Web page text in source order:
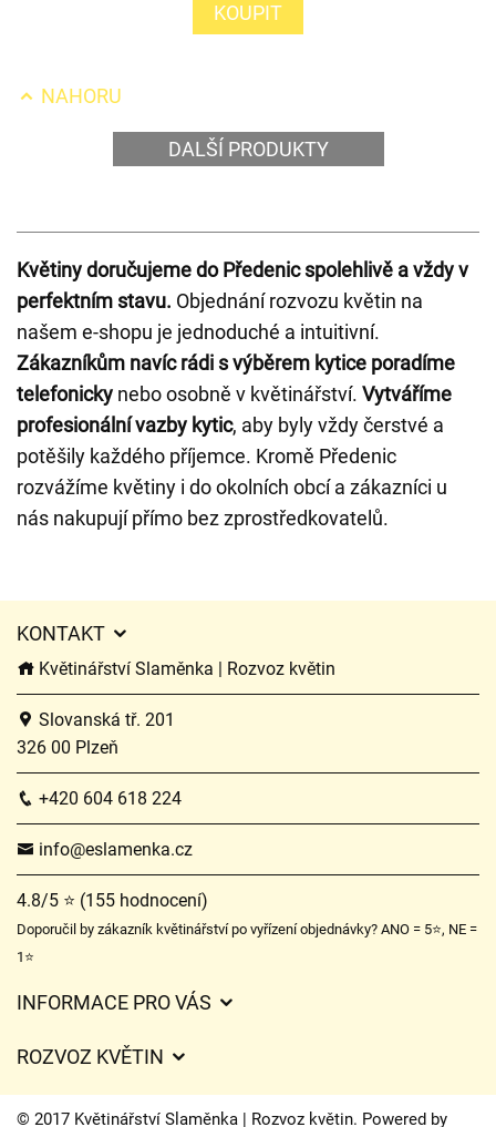
KOUPIT
NAHORU
DALŠÍ PRODUKTY
Květiny doručujeme do Předenic spolehlivě a vždy v
perfektním stavu. Objednání rozvozu květin na
našem e-shopu je jednoduché a intuitivní.
Zákazníkům navíc rádi s výběrem kytice poradíme
telefonicky nebo osobně v květinářství. Vytváříme
profesionální vazby kytic, aby byly vždy čerstvé a
potěšily každého příjemce. Kromě Předenic
rozvážíme květiny i do okolních obcí a zákazníci u
nás nakupují přímo bez zprostředkovatelů.
KONTAKT
Květinářství Slaměnka | Rozvoz květin
Slovanská tř. 201
326 00 Plzeň
+420 604 618 224
info@eslamenka.cz
4.8/5 ⭐ (155 hodnocení)
Doporučil by zákazník květinářství po vyřízení objednávky? ANO = 5⭐, NE =
1⭐
INFORMACE PRO VÁS
Ochrana osobních údajů
ROZVOZ KVĚTIN
Ceny za doručení
© 2017 Květinářství Slaměnka | Rozvoz květin. Powered by